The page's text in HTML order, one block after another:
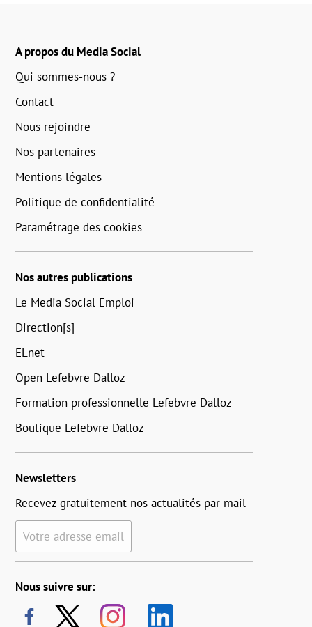
A propos du Media Social
Qui sommes-nous ?
Contact
Nous rejoindre
Nos partenaires
Mentions légales
Politique de confidentialité
Paramétrage des cookies
Nos autres publications
Le Media Social Emploi
Direction[s]
ELnet
Open Lefebvre Dalloz
Formation professionnelle Lefebvre Dalloz
Boutique Lefebvre Dalloz
Newsletters
Recevez gratuitement nos actualités par mail
Votre adresse email
Nous suivre sur: